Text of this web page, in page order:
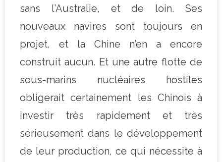
sans l’Australie, et de loin. Ses
nouveaux navires sont toujours en
projet, et la Chine n’en a encore
construit aucun. Et une autre flotte de
sous-marins nucléaires hostiles
obligerait certainement les Chinois à
investir très rapidement et très
sérieusement dans le développement
de leur production, ce qui nécessite à